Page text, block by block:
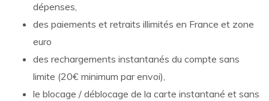
dépenses,
des paiements et retraits illimités en France et zone
euro
des rechargements instantanés du compte sans
limite (20€ minimum par envoi),
le blocage / déblocage de la carte instantané et sans